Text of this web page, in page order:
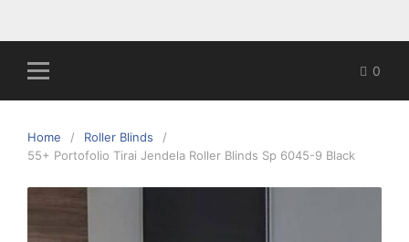
0
Home
Roller Blinds
55+ Portofolio Tirai Jendela Roller Blinds Sp 6045-9 Black